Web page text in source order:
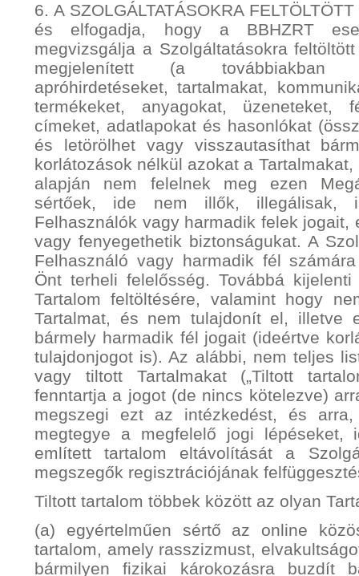
6. A SZOLGÁLTATÁSOKRA
és elfogadja, hogy a BBHZRT
megvizsgálja a Szolgáltatásokra
megjelenített (a továbbiakban
apróhirdetéseket, tartalmakat,
termékeket, anyagokat, üzeneteket,
címeket, adatlapokat és hasonlókat
és letörölhet vagy visszautasíthat
korlátozások nélkül azokat a
alapján nem felelnek meg ezen
sértőek, ide nem illők, illegálisak,
Felhasználók vagy harmadik felek jogait,
vagy fenyegethetik biztonságukat. A
Felhasználó vagy harmadik fél
Önt terheli felelősség. Továbbá
Tartalom feltöltésére, valamint hogy
Tartalmat, és nem tulajdonít el, illetve
bármely harmadik fél jogait (ideértve
tulajdonjogot is). Az alábbi, nem teljes
vagy tiltott Tartalmakat („Tiltott
fenntartja a jogot (de nincs kötelezve)
megszegi ezt az intézkedést, és
megtegye a megfelelő jogi lépéseket,
említett tartalom eltávolítását a
megszegők regisztrációjának
Tiltott tartalom többek között az olyan
(a) egyértelműen sértő az online
tartalom, amely rasszizmust,
bármilyen fizikai károkozásra buzdít